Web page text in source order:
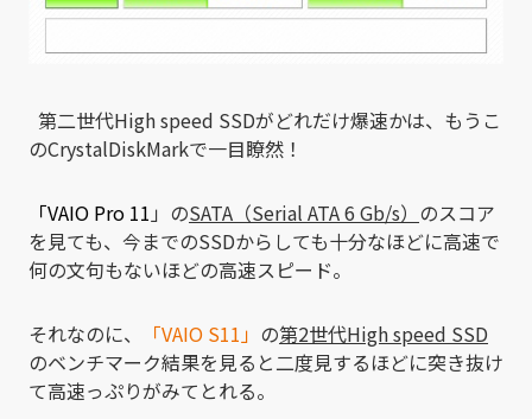
第二世代High speed SSDがどれだけ爆速かは、もうこ
のCrystalDiskMarkで一目瞭然！
「VAIO Pro 11 」のSATA（Serial ATA 6 Gb/s） のスコア
を見ても、今までのSSDからしても十分なほどに高速で
何の文句もないほどの高速スピード。
それなのに、 「VAIO S11」 の第2世代High speed SSD
のベンチマーク結果を見ると二度見するほどに突き抜け
て高速っぷりがみてとれる。